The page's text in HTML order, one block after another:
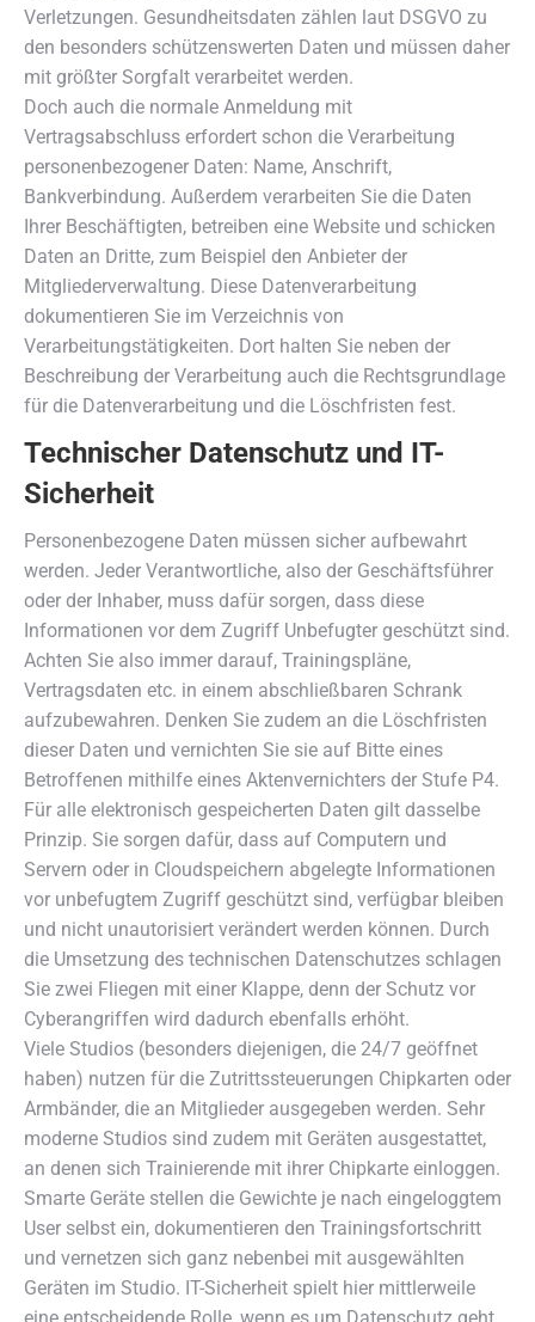
Verletzungen. Gesundheitsdaten zählen laut DSGVO zu
den besonders schützenswerten Daten und müssen daher
mit größter Sorgfalt verarbeitet werden.
Doch auch die normale Anmeldung mit
Vertragsabschluss erfordert schon die Verarbeitung
personenbezogener Daten: Name, Anschrift,
Bankverbindung. Außerdem verarbeiten Sie die Daten
Ihrer Beschäftigten, betreiben eine Website und schicken
Daten an Dritte, zum Beispiel den Anbieter der
Mitgliederverwaltung. Diese Datenverarbeitung
dokumentieren Sie im Verzeichnis von
Verarbeitungstätigkeiten. Dort halten Sie neben der
Beschreibung der Verarbeitung auch die Rechtsgrundlage
für die Datenverarbeitung und die Löschfristen fest.
Technischer Datenschutz und IT-
Sicherheit
Personenbezogene Daten müssen sicher aufbewahrt
werden. Jeder Verantwortliche, also der Geschäftsführer
oder der Inhaber, muss dafür sorgen, dass diese
Informationen vor dem Zugriff Unbefugter geschützt sind.
Achten Sie also immer darauf, Trainingspläne,
Vertragsdaten etc. in einem abschließbaren Schrank
aufzubewahren. Denken Sie zudem an die Löschfristen
dieser Daten und vernichten Sie sie auf Bitte eines
Betroffenen mithilfe eines Aktenvernichters der Stufe P4.
Für alle elektronisch gespeicherten Daten gilt dasselbe
Prinzip. Sie sorgen dafür, dass auf Computern und
Servern oder in Cloudspeichern abgelegte Informationen
vor unbefugtem Zugriff geschützt sind, verfügbar bleiben
und nicht unautorisiert verändert werden können. Durch
die Umsetzung des technischen Datenschutzes schlagen
Sie zwei Fliegen mit einer Klappe, denn der Schutz vor
Cyberangriffen wird dadurch ebenfalls erhöht.
Viele Studios (besonders diejenigen, die 24/7 geöffnet
haben) nutzen für die Zutrittssteuerungen Chipkarten oder
Armbänder, die an Mitglieder ausgegeben werden. Sehr
moderne Studios sind zudem mit Geräten ausgestattet,
an denen sich Trainierende mit ihrer Chipkarte einloggen.
Smarte Geräte stellen die Gewichte je nach eingeloggtem
User selbst ein, dokumentieren den Trainingsfortschritt
und vernetzen sich ganz nebenbei mit ausgewählten
Geräten im Studio. IT-Sicherheit spielt hier mittlerweile